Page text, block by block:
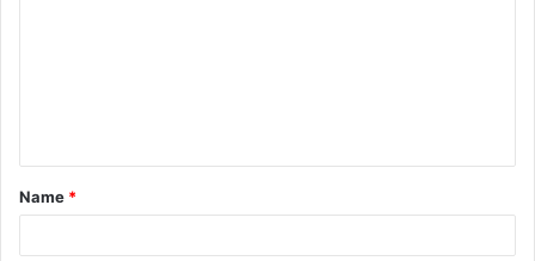
t
*
Name *